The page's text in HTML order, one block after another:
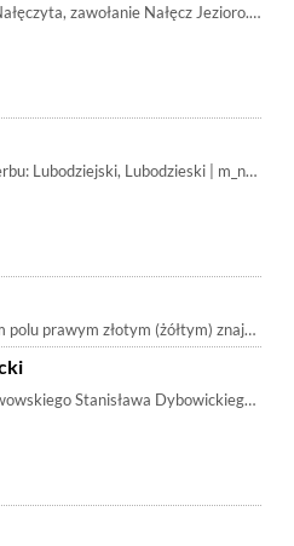
na pieczęci znajdującej się przy
którym lilia.[RH 5 |
zawołanie Nałęcz Jezioro.
Lubodziejski, Lubodzieski | m_nałęcz,
prawym złotym (żółtym) znajduje
Stanisława Dybowickiego